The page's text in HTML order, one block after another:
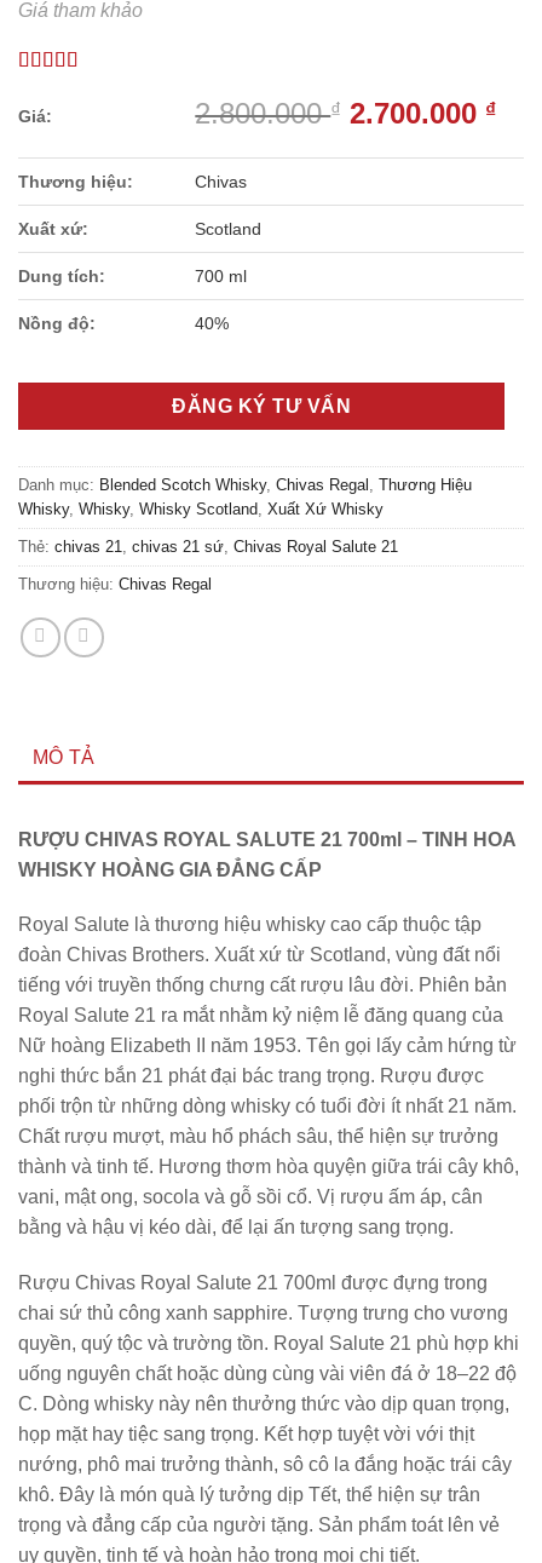
Giá tham khảo
2.800.000₫ Giá
là:
2.800.000 ₫.
2.700.000 ₫Giá
tại
là:
Thương hiệu: Chivas
Xuất xứ: Scotland
Dung tích: 700 ml
Nồng độ: 40%
ĐĂNG KÝ TƯ VẤN
Danh mục: Blended Scotch Whisky, Chivas Regal Thương Hiệu
Whisky, Whisky, Whisky Scotland Xuất Xứ Whisky
Thẻ: chivas 21 chivas 21 sứ Chivas Royal Salute 21
Thương hiệu: Chivas Regal
MÔ TẢ
RƯỢU CHIVAS ROYAL SALUTE 21 700ml – TINH HOA
WHISKY HOÀNG GIA ĐẲNG CẤP
Royal Salute là thương hiệu whisky cao cấp thuộc tập
đoàn Chivas Brothers. Xuất xứ từ Scotland, vùng đất nổi
tiếng với truyền thống chưng cất rượu lâu đời. Phiên bản
Royal Salute 21 ra mắt nhằm kỷ niệm lễ đăng quang của
Nữ hoàng Elizabeth II năm 1953. Tên gọi lấy cảm hứng từ
nghi thức bắn 21 phát đại bác trang trọng. Rượu được
phối trộn từ những dòng whisky có tuổi đời ít nhất 21 năm.
Chất rượu mượt, màu hổ phách sâu, thể hiện sự trưởng
thành và tinh tế. Hương thơm hòa quyện giữa trái cây khô,
vani, mật ong, socola và gỗ sồi cổ. Vị rượu ấm áp, cân
bằng và hậu vị kéo dài, để lại ấn tượng sang trọng.
Rượu Chivas Royal Salute 21 700ml được đựng trong
chai sứ thủ công xanh sapphire. Tượng trưng cho vương
quyền, quý tộc và trường tồn. Royal Salute 21 phù hợp khi
uống nguyên chất hoặc dùng cùng vài viên đá ở 18–22 độ
C. Dòng whisky này nên thưởng thức vào dịp quan trọng,
họp mặt hay tiệc sang trọng. Kết hợp tuyệt vời với thịt
nướng, phô mai trưởng thành, sô cô la đắng hoặc trái cây
khô. Đây là món quà lý tưởng dịp Tết, thể hiện sự trân
trọng và đẳng cấp của người tặng. Sản phẩm toát lên vẻ
uy quyền, tinh tế và hoàn hảo trong mọi chi tiết.